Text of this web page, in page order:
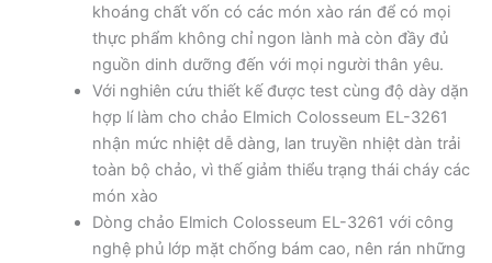
khoáng chất vốn có các món xào rán để có mọi
thực phẩm không chỉ ngon lành mà còn đầy đủ
nguồn dinh dưỡng đến với mọi người thân yêu.
Với nghiên cứu thiết kế được test cùng độ dày dặn
hợp lí làm cho chảo Elmich Colosseum EL-3261
nhận mức nhiệt dễ dàng, lan truyền nhiệt dàn trải
toàn bộ chảo, vì thế giảm thiểu trạng thái cháy các
món xào
Dòng chảo Elmich Colosseum EL-3261 với công
nghệ phủ lớp mặt chống bám cao, nên rán những